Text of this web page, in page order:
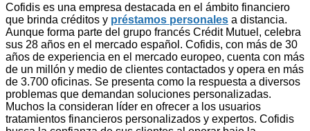
Cofidis es una empresa destacada en el ámbito financiero
que brinda créditos y préstamos personales a distancia.
Aunque forma parte del grupo francés Crédit Mutuel, celebra
sus 28 años en el mercado español. Cofidis, con más de 30
años de experiencia en el mercado europeo, cuenta con más
de un millón y medio de clientes contactados y opera en más
de 3.700 oficinas. Se presenta como la respuesta a diversos
problemas que demandan soluciones personalizadas.
Muchos la consideran líder en ofrecer a los usuarios
tratamientos financieros personalizados y expertos. Cofidis